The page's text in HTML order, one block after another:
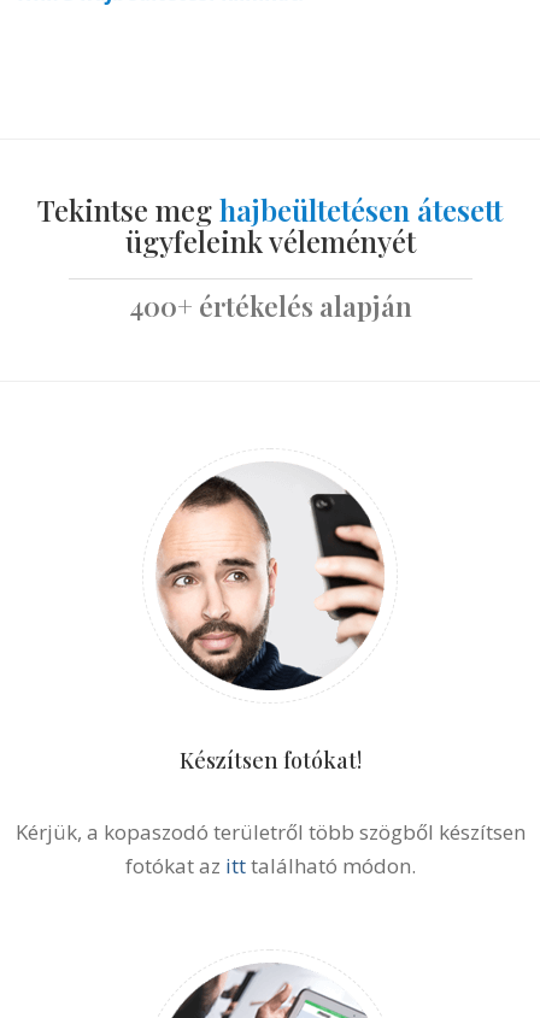
Tekintse meghajbeültetésen átesett
ügyfeleink véleményét
400+ értékelés alapján
Készítsen fotókat!
Kérjük, a kopaszodó területről több szögből készítsen
fotókat az itttalálható módon.